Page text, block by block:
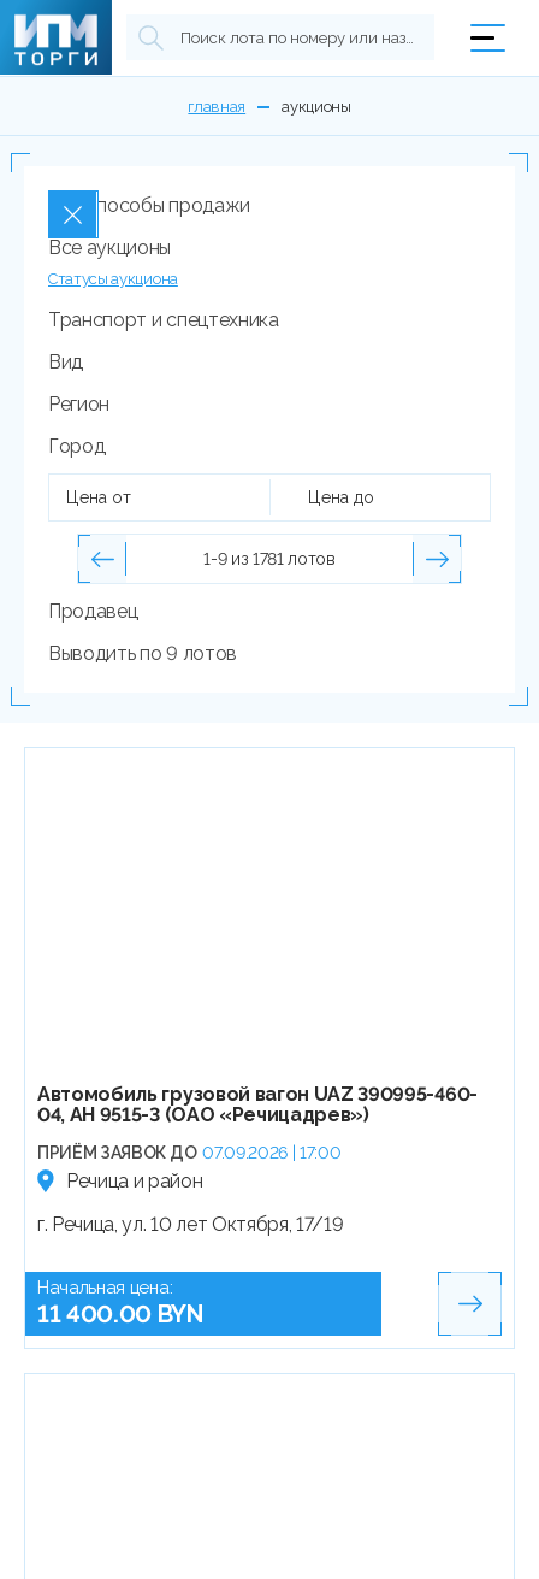
главная аукционы
Все способы продажи
Все аукционы
Статусы аукциона
Транспорт и спецтехника
Вид
Регион
Город
1-9 из 1781 лотов
Продавец
Выводить по 9 лотов
Автомобиль грузовой вагон UAZ 390995-460-
04, АН 9515-3 (ОАО «Речицадрев»)
ПРИЁМ ЗАЯВОК ДО 07.09.2026 | 17:00
Речица и район
г. Речица, ул. 10 лет Октября, 17/19
Начальная цена:
11 400.00 BYN